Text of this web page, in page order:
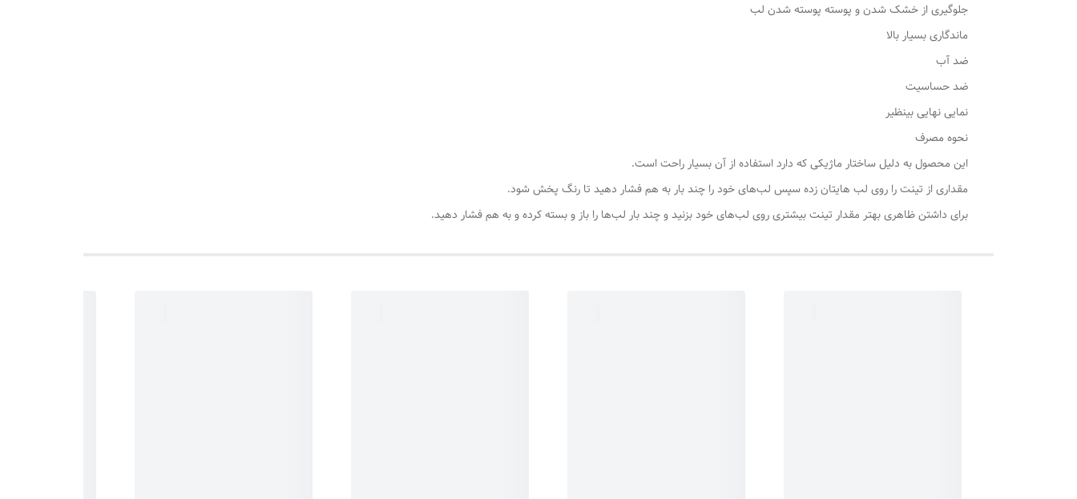
جلوگیری از خشک شدن و پوسته پوسته شدن لب
ماندگاری بسیار بالا
ضد آب
ضد حساسیت
نمایی نهایی بینظیر
نحوه مصرف
این محصول به دلیل ساختار ماژیکی که دارد استفاده از آن بسیار راحت است.
مقداری از تینت را روی لب هایتان زده سپس لب‌های خود را چند بار به هم فشار دهید تا رنگ پخش شود.
برای داشتن ظاهری بهتر مقدار تینت بیشتری روی لب‌های خود بزنید و چند بار لب‌ها را باز و بسته کرده و به هم فشار دهید.